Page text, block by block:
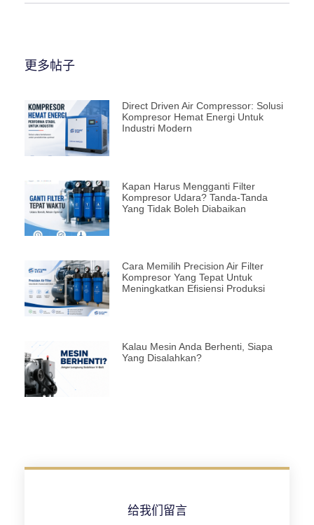
更多帖子
Direct Driven Air Compressor: Solusi
Kompresor Hemat Energi Untuk
Industri Modern
Kapan Harus Mengganti Filter
Kompresor Udara? Tanda-Tanda
Yang Tidak Boleh Diabaikan
Cara Memilih Precision Air Filter
Kompresor Yang Tepat Untuk
Meningkatkan Efisiensi Produksi
Kalau Mesin Anda Berhenti, Siapa
Yang Disalahkan?
给我们留言